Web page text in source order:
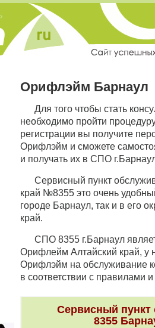
Орифлэйм Барнаул
Для того чтобы стать
необходимо пройти
регистрации вы получите
Орифлэйм и сможете
и получать их в СПО
Сервисный пункт
край №8355 это очень
городе Барнаул, так и в его
край.
СПО 8355 г.Барнаул
Орифлейм Алтайский край, у
Орифлэйм на обслуживание
в соответствии с правилами
Сервисный
8355